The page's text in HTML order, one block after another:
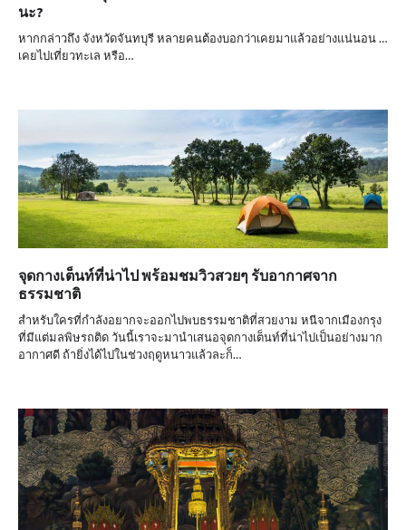
นะ?
หากกล่าวถึง จังหวัดจันทบุรี หลายคนต้องบอกว่าเคยมาแล้วอย่างแน่นอน …
เคยไปเที่ยวทะเล หรือ…
จุดกางเต็นท์ที่น่าไป พร้อมชมวิวสวยๆ รับอากาศจาก
ธรรมชาติ
สำหรับใครที่กำลังอยากจะออกไปพบธรรมชาติที่สวยงาม หนีจากเมืองกรุง
ที่มีแต่มลพิษรถติด วันนี้เราจะมานำเสนอจุดกางเต็นท์ที่น่าไปเป็นอย่างมาก
อากาศดี ถ้ายิ่งได้ไปในช่วงฤดูหนาวแล้วละก็…